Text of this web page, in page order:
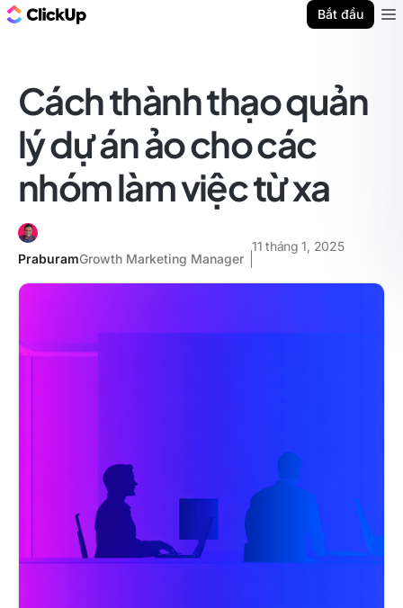
Bắt đầu
Cách thành thạo quản
lý dự án ảo cho các
nhóm làm việc từ xa
PraburamGrowth Marketing Manager
11 tháng 1, 2025